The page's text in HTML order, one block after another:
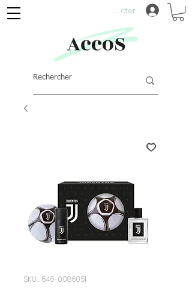
Se connecter
SKU : 546-0086051